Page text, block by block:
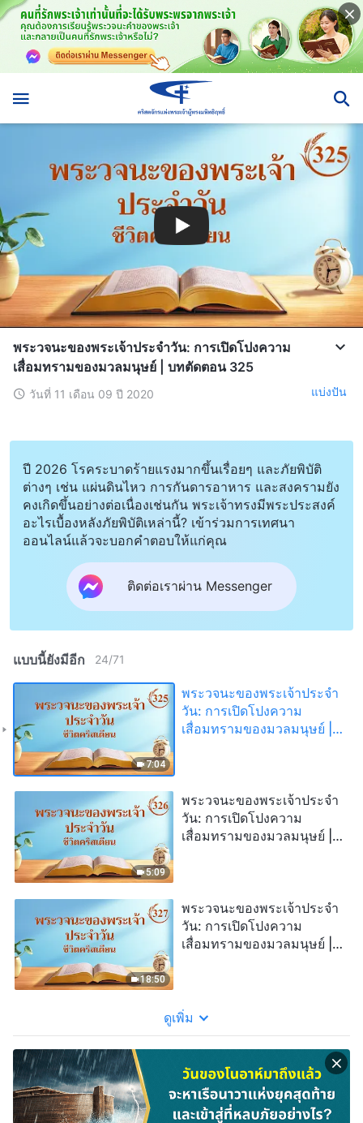
พระวจนะของพระเจ้าประจำวัน: การเปิดโปงความ
เสื่อมทรามของมวลมนุษย์ | บทตัดตอน 325
วันที่ 11 เดือน 09 ปี 2020 แบ่งปัน
ปี 2026 โรคระบาดร้ายแรงมากขึ้นเรื่อยๆ และภัยพิบัติ
ต่างๆ เช่น แผ่นดินไหว การกันดารอาหาร และสงครามยัง
คงเกิดขึ้นอย่างต่อเนื่องเช่นกัน พระเจ้าทรงมีพระประสงค์
อะไรเบื้องหลังภัยพิบัติเหล่านี้? เข้าร่วมการเทศนา
ออนไลน์แล้วจะบอกคำตอบให้แก่คุณ
ติดต่อเราผ่าน Messenger
แบบนี้ยังมีอีก 24/71
7:04
พระวจนะของพระเจ้าประจำ
วัน: การเปิดโปงความ
เสื่อมทรามของมวลมนุษย์ |
5:09
พระวจนะของพระเจ้าประจำ
วัน: การเปิดโปงความ
เสื่อมทรามของมวลมนุษย์ |
18:50
พระวจนะของพระเจ้าประจำ
วัน: การเปิดโปงความ
เสื่อมทรามของมวลมนุษย์ |
ดูเพิ่ม